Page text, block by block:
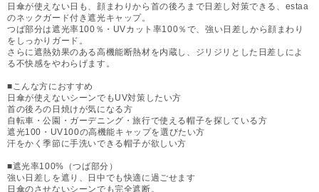
日傘が使えない日も、顔まわりから首の後ろまで日差し対策できる、estaa
のネックガード付き遮光キャップ。
つば部分は遮光率100％・UVカット率100％で、強い日差しから顔まわり
をしっかりガード。
さらに遮熱効果のある高機能断熱材を内蔵し、ジリジリとした日差しによ
る不快感をやわらげます。
■こんな方におすすめ
日傘が使えないシーンでもUV対策したい方
首の後ろの日焼けが気になる方
自転車・公園・ガーデニング・旅行で使える帽子を探している方
遮光100・UV100の高機能キャップを選びたい方
汗をかく季節に手洗いできる帽子が欲しい方
■遮光率100%（つば部分）
強い日差しを遮り、日中でも快適に過ごせます
日傘のさせないシーンでも完全遮断。